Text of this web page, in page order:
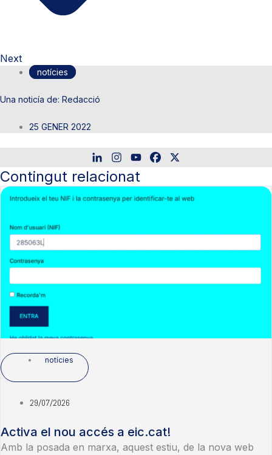
Next
notícies
Redacció
25 GENER 2022
Contingut relacionat
notícies
29/07/2026
Activa el nou accés a eic.cat!
Amb la posada en marxa, aquest estiu, de la nova web